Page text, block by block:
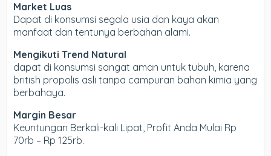
Market Luas
Dapat di konsumsi segala usia dan kaya akan
manfaat dan tentunya berbahan alami.
Mengikuti Trend Natural
dapat di konsumsi sangat aman untuk tubuh, karena
british propolis asli tanpa campuran bahan kimia yang
berbahaya.
Margin Besar
Keuntungan Berkali-kali Lipat, Profit Anda Mulai Rp
70rb – Rp 125rb.